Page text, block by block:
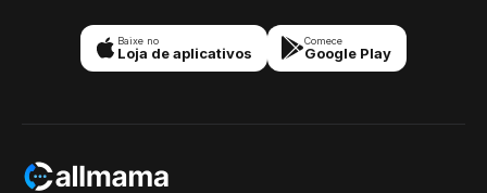
Baixe no
Loja de aplicativos
Comece
Google Play